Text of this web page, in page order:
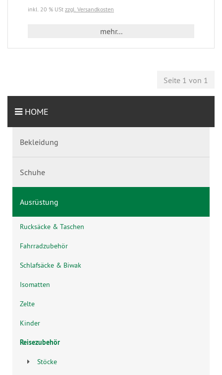
inkl. 20 % USt zzgl. Versandkosten
mehr...
Seite 1 von 1
HOME
Bekleidung
Schuhe
Ausrüstung
Rucksäcke & Taschen
Fahrradzubehör
Schlafsäcke & Biwak
Isomatten
Zelte
Kinder
Reisezubehör
Stöcke